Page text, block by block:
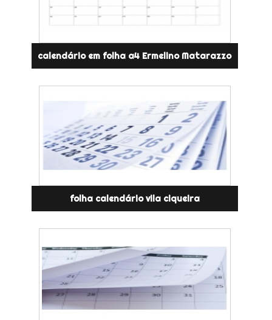
calendário em folha a4 Ermelino Matarazzo
folha calendário vila ciqueira